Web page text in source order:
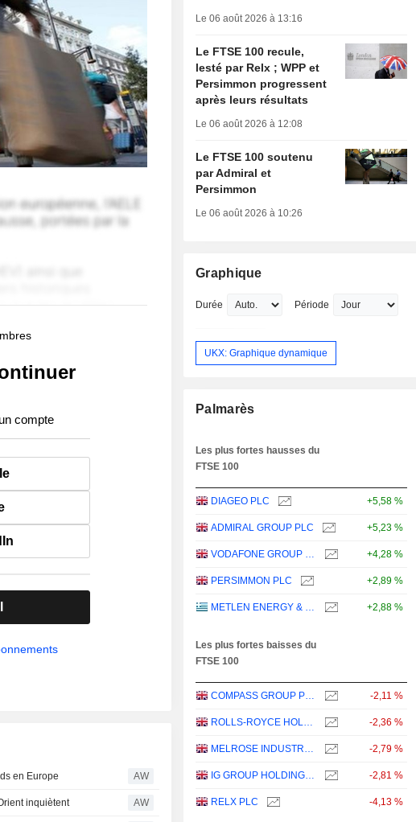
compte
en Europe AW
inquiètent AW
Le 06 août 2026 à 13:16
Le FTSE 100 recule,
lesté par Relx ; WPP et
Persimmon progressent
après leurs résultats
Le 06 août 2026 à 12:08
Le FTSE 100 soutenu
par Admiral et
Persimmon
Le 06 août 2026 à 10:26
Graphique
Durée Période
UKX: Graphique dynamique
Palmarès
Les plus fortes hausses du
FTSE 100
DIAGEO PLC +5,58 %
ADMIRAL GROUP PLC +5,23 %
VODAFONE GROUP PLC +4,28 %
PERSIMMON PLC +2,89 %
METLEN ENERGY & METALS PLC +2,88 %
Les plus fortes baisses du
FTSE 100
COMPASS GROUP PLC -2,11 %
ROLLS-ROYCE HOLDINGS PLC -2,36 %
MELROSE INDUSTRIES PLC -2,79 %
IG GROUP HOLDINGS PLC -2,81 %
RELX PLC -4,13 %